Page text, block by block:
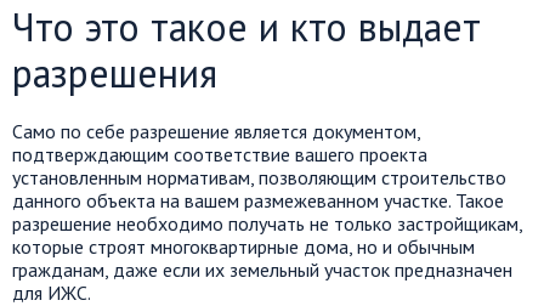
Что это такое и кто выдает
разрешения
Само по себе разрешение является документом,
подтверждающим соответствие вашего проекта
установленным нормативам, позволяющим строительство
данного объекта на вашем размежеванном участке. Такое
разрешение необходимо получать не только застройщикам,
которые строят многоквартирные дома, но и обычным
гражданам, даже если их земельный участок предназначен
для ИЖС.